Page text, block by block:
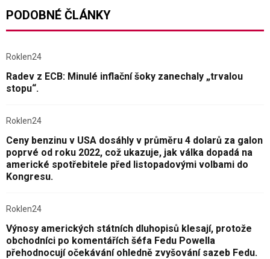
PODOBNÉ ČLÁNKY
Roklen24
Radev z ECB: Minulé inflační šoky zanechaly „trvalou
stopu“.
Roklen24
Ceny benzinu v USA dosáhly v průměru 4 dolarů za galon
poprvé od roku 2022, což ukazuje, jak válka dopadá na
americké spotřebitele před listopadovými volbami do
Kongresu.
Roklen24
Výnosy amerických státních dluhopisů klesají, protože
obchodníci po komentářích šéfa Fedu Powella
přehodnocují očekávání ohledně zvyšování sazeb Fedu.